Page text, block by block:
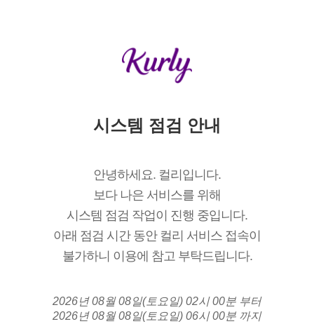
시스템 점검 안내
안녕하세요. 컬리입니다.
보다 나은 서비스를 위해
시스템 점검 작업이 진행 중입니다.
아래 점검 시간 동안 컬리 서비스 접속이
불가하니 이용에 참고 부탁드립니다.
2026년 08월 08일(토요일) 02시 00분 부터
2026년 08월 08일(토요일) 06시 00분 까지